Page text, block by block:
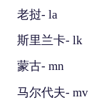
老挝- la
斯里兰卡- lk
蒙古- mn
马尔代夫- mv